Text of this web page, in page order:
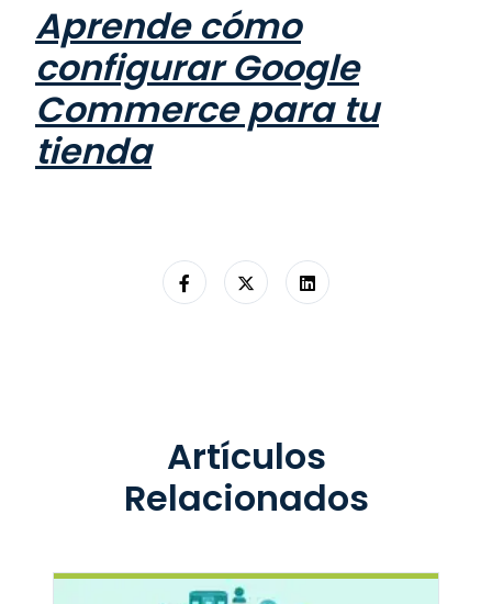
Aprende cómo
configurar Google
Commerce para tu
tienda
Artículos
Relacionados